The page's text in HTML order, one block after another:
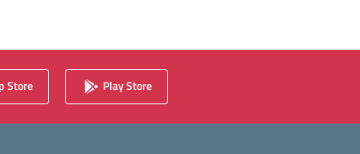
Store Play Store